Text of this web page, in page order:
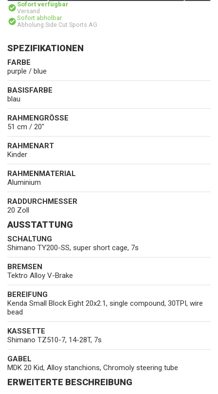
Sofort verfügbar
Versand
Sofort abholbar
Abholung Side Cut Sports AG
SPEZIFIKATIONEN
FARBE
purple / blue
BASISFARBE
blau
RAHMENGRÖSSE
51 cm / 20"
RAHMENART
Kinder
RAHMENMATERIAL
Aluminium
RADDURCHMESSER
20 Zoll
AUSSTATTUNG
SCHALTUNG
Shimano TY200-SS, super short cage, 7s
BREMSEN
Tektro Alloy V-Brake
BEREIFUNG
Kenda Small Block Eight 20x2.1, single compound, 30TPI, wire
bead
KASSETTE
Shimano TZ510-7, 14-28T, 7s
GABEL
MDK 20 Kid, Alloy stanchions, Chromoly steering tube
ERWEITERTE BESCHREIBUNG